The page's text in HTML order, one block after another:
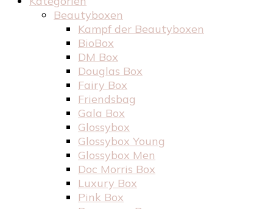
Beautyboxen
Kampf der Beautyboxen
BioBox
DM Box
Douglas Box
Fairy Box
Friendsbag
Gala Box
Glossybox
Glossybox Young
Glossybox Men
Doc Morris Box
Luxury Box
Pink Box